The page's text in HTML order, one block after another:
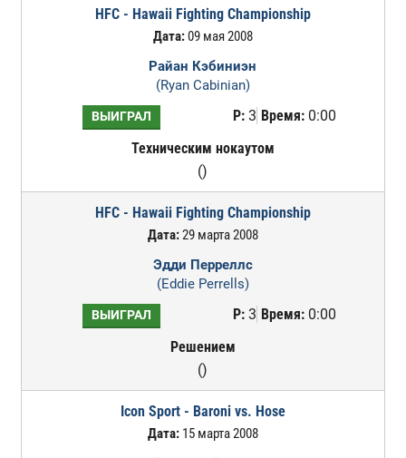
HFC - Hawaii Fighting Championship
Дата:09 мая 2008
Райан Кэбиниэн
(Ryan Cabinian)
ВЫИГРАЛ Р:3 Время:0:00
Техническим нокаутом
()
HFC - Hawaii Fighting Championship
Дата:29 марта 2008
Эдди Перреллс
(Eddie Perrells)
ВЫИГРАЛ Р:3 Время:0:00
Решением
()
Icon Sport - Baroni vs. Hose
Дата:15 марта 2008